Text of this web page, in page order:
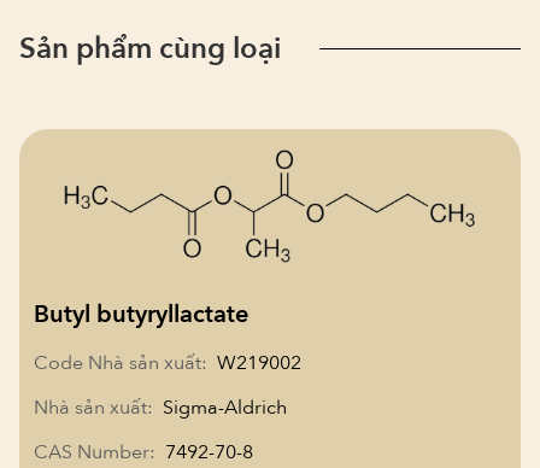
Sản phẩm cùng loại
Butyl butyryllactate
Code Nhà sản xuất: W219002
Nhà sản xuất: Sigma-Aldrich
CAS Number: 7492-70-8